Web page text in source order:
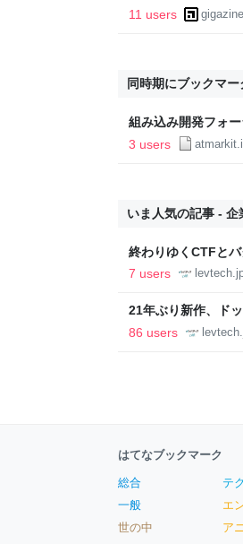
11 users
同時期にブックマ
組み込み開発フォ
3 users
いま人気の記事 - 企
終わりゆくCTFと
ること【フォーカ
7 users
21年ぶり新作、ド
ついて作者に聞く
86 users
はてなブックマーク
総合
一般
世の中
テ
エ
ア